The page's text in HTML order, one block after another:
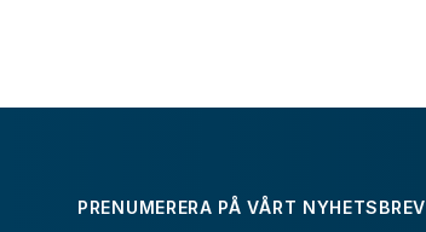
PRENUMERERA PÅ VÅRT NYHETSBREV